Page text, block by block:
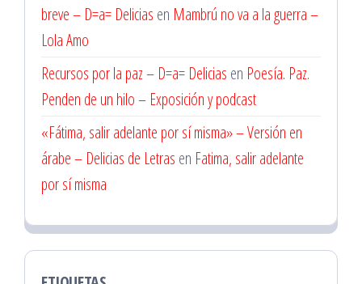
breve – D=a= Delicias en Mambrú no va a la guerra –
Lola Amo
Recursos por la paz – D=a= Delicias en Poesía. Paz.
Penden de un hilo – Exposición y podcast
«Fátima, salir adelante por sí misma» – Versión en
árabe – Delicias de Letras en Fatima, salir adelante
por sí misma